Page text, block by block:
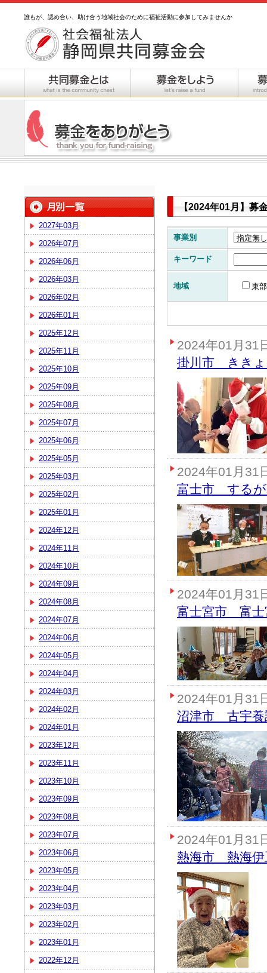
誰もが、認め合い、助け合う地域社会のために福祉活動に参加してみませんか
2027年03月
2026年07月
2026年06月
2026年03月
2026年02月
2026年01月
2025年12月
2025年11月
2025年10月
2025年09月
2025年08月
2025年07月
2025年06月
2025年05月
2025年03月
2025年02月
2025年01月
2024年12月
2024年11月
2024年10月
2024年09月
2024年08月
2024年07月
2024年06月
2024年05月
2024年04月
2024年03月
2024年02月
2024年01月
2023年12月
2023年11月
2023年10月
2023年09月
2023年08月
2023年07月
2023年06月
2023年05月
2023年04月
2023年03月
2023年02月
2023年01月
2022年12月
【2024年01月】募
事業別
キーワード
地域 東部
2024年01月31
掛川市 ききょ
2024年01月31
富士市 するが
2024年01月31
富士宮市 富士
2024年01月31
沼津市 古宇養
2024年01月31
熱海市 熱海伊